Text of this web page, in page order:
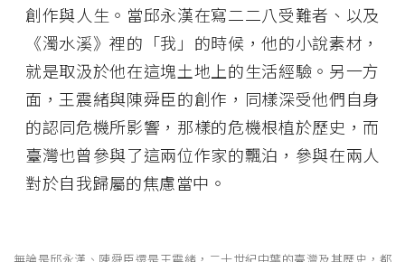
創作與人生。當邱永漢在寫二二八受難者、以及
《濁水溪》裡的「我」的時候，他的小說素材，
就是取汲於他在這塊土地上的生活經驗。另一方
面，王震緒與陳舜臣的創作，同樣深受他們自身
的認同危機所影響，那樣的危機根植於歷史，而
臺灣也曾參與了這兩位作家的飄泊，參與在兩人
對於自我歸屬的焦慮當中。